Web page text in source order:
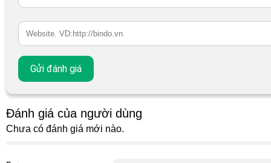
Đánh giá của người dùng
Chưa có đánh giá mới nào.